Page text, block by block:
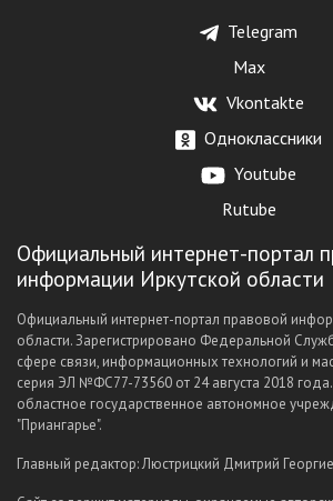
Telegram
Max
Vkontakte
Одноклассники
Youtube
Rutube
Официальный интернет-портал
информации Иркутской области
Официальный интернет-портал правовой
области. Зарегистрировано Федеральной
сфере связи, информационных технологий и
серия ЭЛ №ФС77-73560 от 24 августа 2018
областное государственное автономное
"Приангарье".
Главный редактор: Люстрицкий Дмитрий